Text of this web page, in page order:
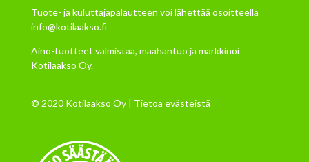
Tuote- ja kuluttajapalautteen voi lähettää osoitteella
info@kotilaakso.fi
Aino-tuotteet valmistaa, maahantuo ja markkinoi
Kotilaakso Oy.
© 2020 Kotilaakso Oy | Tietoa evästeistä